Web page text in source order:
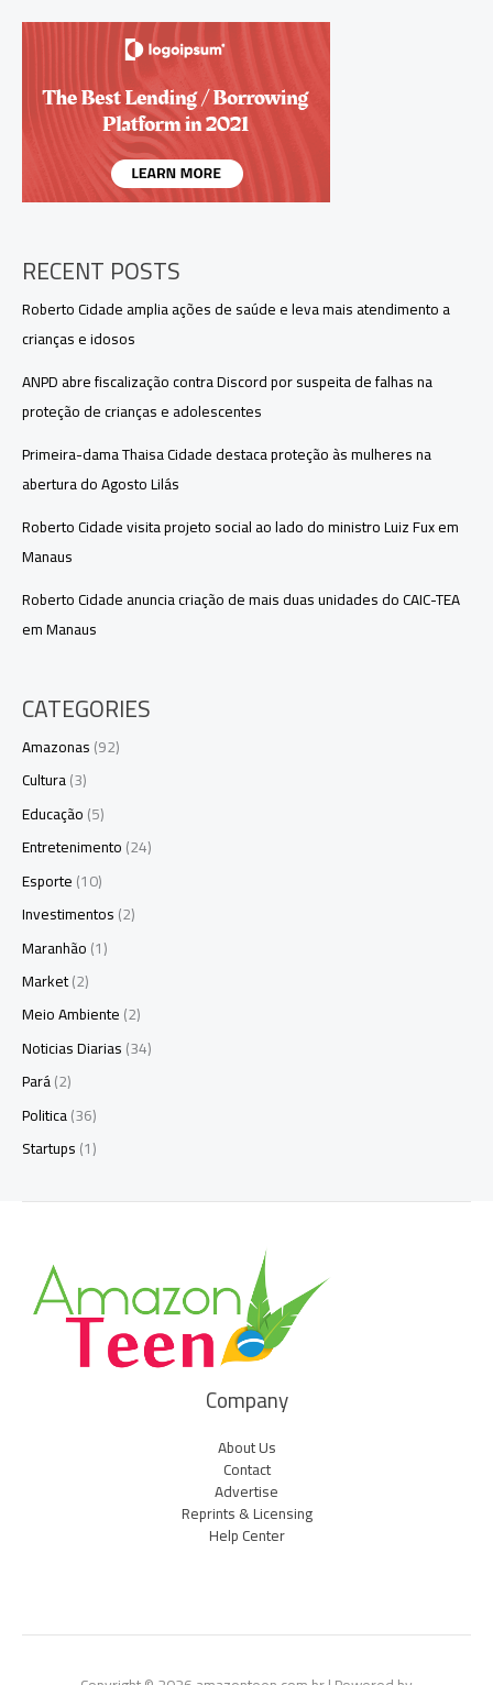
de
mão
Amazonas
RECENT POSTS
Roberto Cidade amplia ações de saúde e leva mais atendimento a
crianças e idosos
ANPD abre fiscalização contra Discord por suspeita de falhas na
proteção de crianças e adolescentes
Primeira-dama Thaisa Cidade destaca proteção às mulheres na
abertura do Agosto Lilás
Roberto Cidade visita projeto social ao lado do ministro Luiz Fux em
Manaus
Roberto Cidade anuncia criação de mais duas unidades do CAIC-TEA
em Manaus
CATEGORIES
Amazonas(92)
Cultura(3)
Educação(5)
Entretenimento(24)
Esporte(10)
Investimentos(2)
Maranhão(1)
Market(2)
Meio Ambiente(2)
Noticias Diarias(34)
Pará(2)
Politica(36)
Startups(1)
Company
About Us
Contact
Advertise
Reprints & Licensing
Help Center